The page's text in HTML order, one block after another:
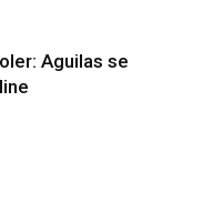
Aguilas se